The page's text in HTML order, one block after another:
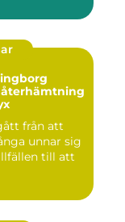
från att
unnar sig
till att